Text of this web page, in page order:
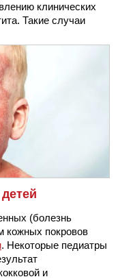
клинических
Такие случаи
(болезнь
кожных покровов
. Некоторые педиатры
и